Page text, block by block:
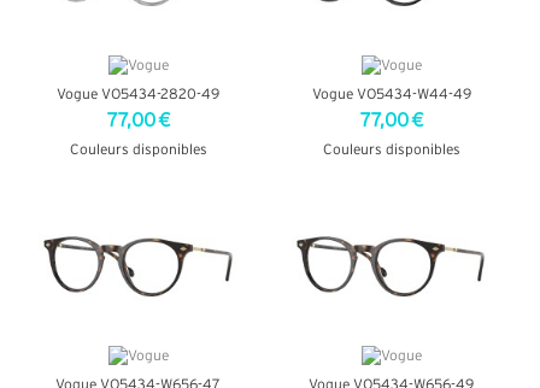
Vogue VO5434-2820-49
77,00 €
Couleurs disponibles
Vogue VO5434-W44-49
77,00 €
Couleurs disponibles